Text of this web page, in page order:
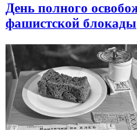
День полного
фашистской блокады